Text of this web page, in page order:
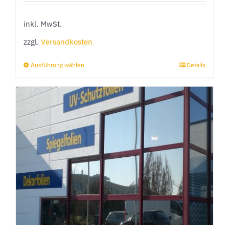
inkl. MwSt.
zzgl. Versandkosten
Ausführung wählen
weist
mehrere
Varianten
auf.
Die
Optionen
können
auf
der
Details